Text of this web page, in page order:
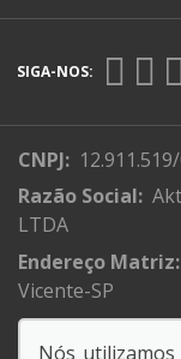
SIGA-NOS:
CNPJ:
Razão Social:
LTDA
Endereço Matriz:
Vicente-SP
Nós